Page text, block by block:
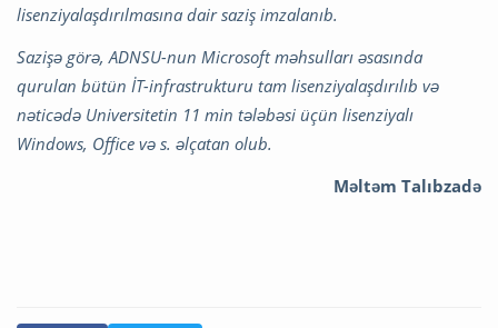
lisenziyalaşdırılmasına dair saziş imzalanıb.
Sazişə görə, ADNSU-nun Microsoft məhsulları əsasında
qurulan bütün İT-infrastrukturu tam lisenziyalaşdırılıb və
nəticədə Universitetin 11 min tələbəsi üçün lisenziyalı
Windows, Office və s. əlçatan olub.
Məltəm Talıbzadə